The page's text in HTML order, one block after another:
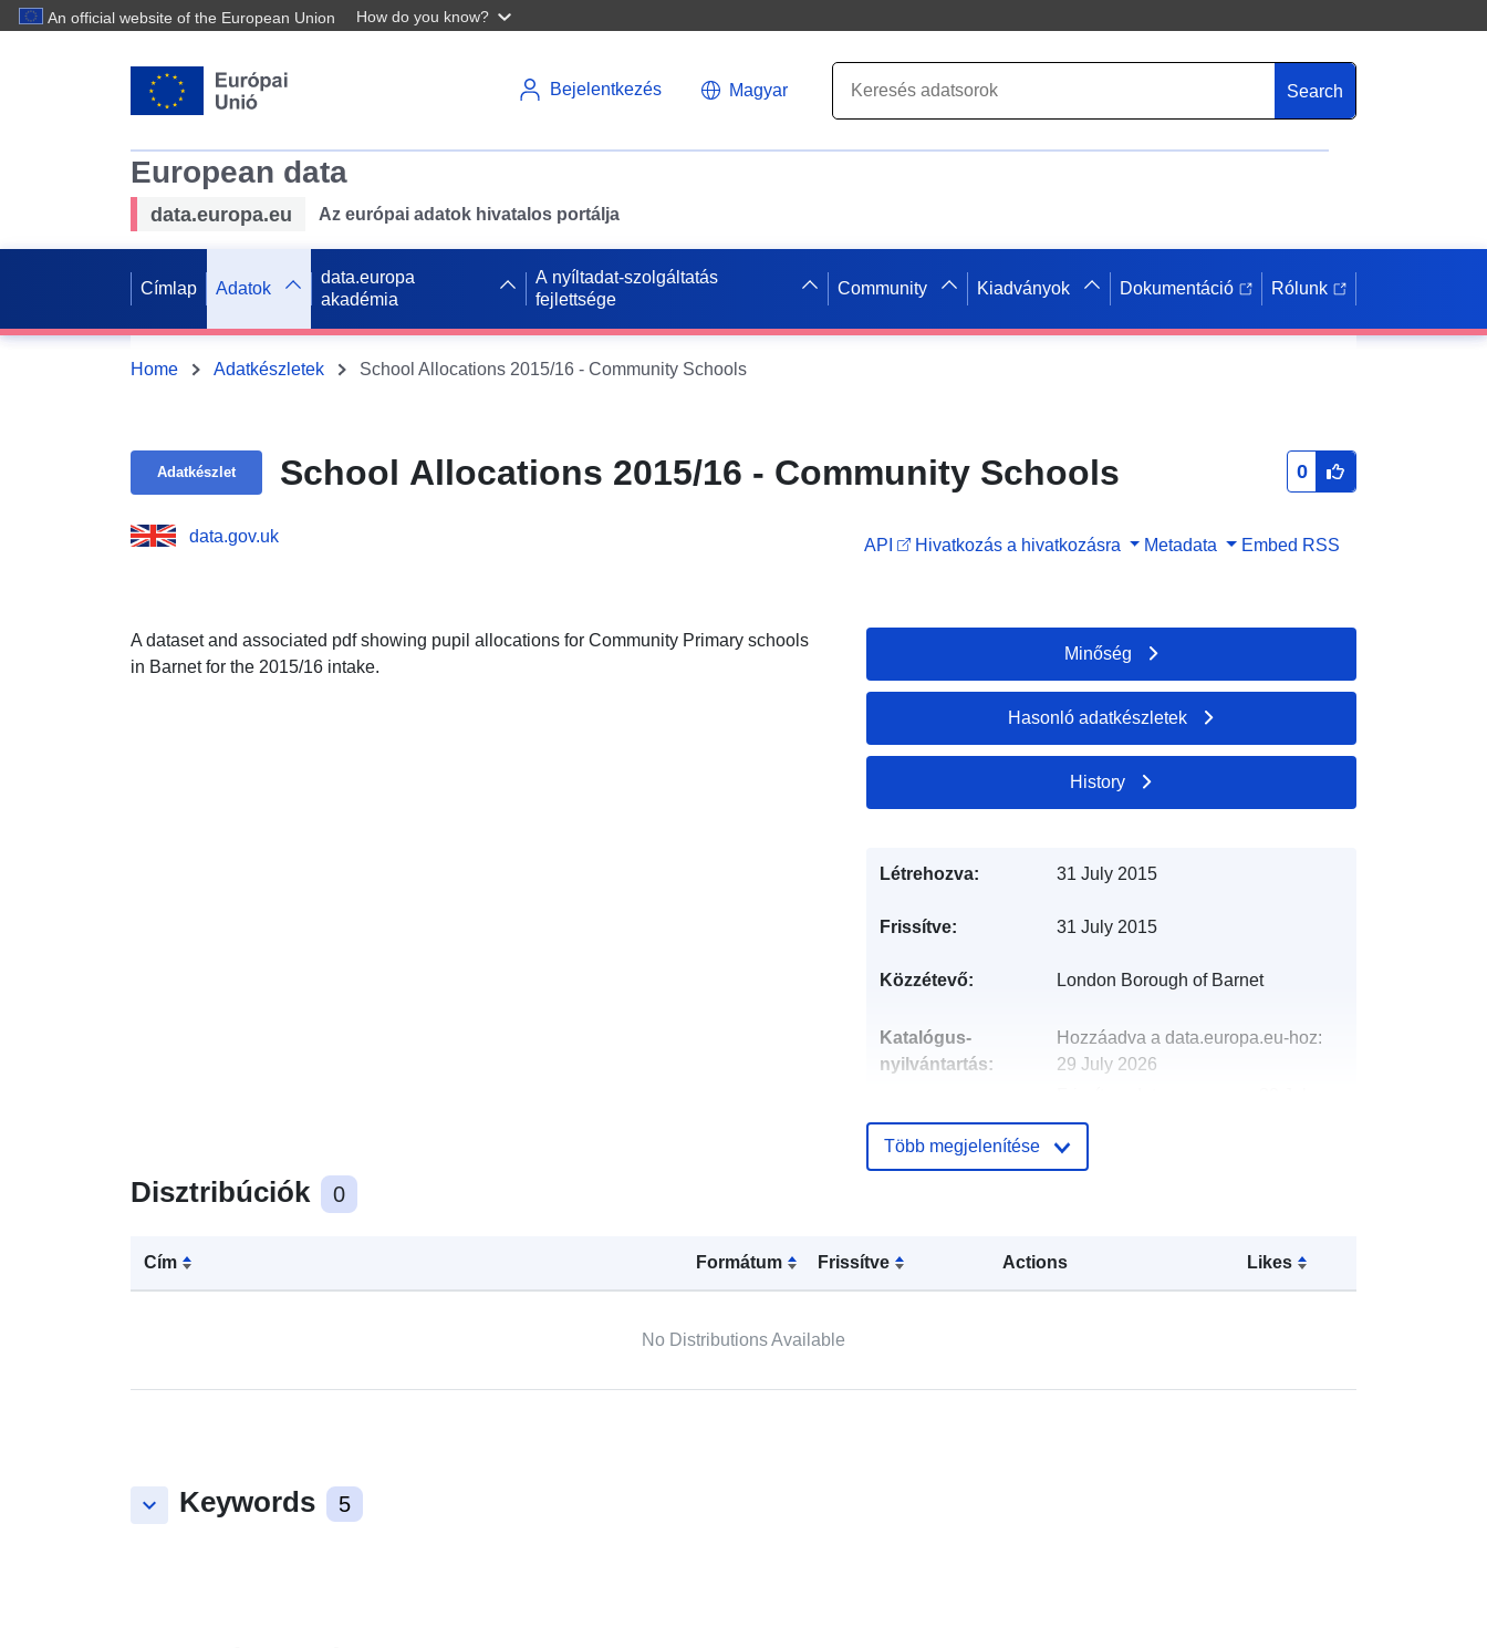
An official website of the European Union How do you know?
Bejelentkezés Magyar Search
European data
data.europa.eu Az európai adatok hivatalos portálja
Címlap Adatok
data.europa
akadémia
A nyíltadat-szolgáltatás
fejlettsége
Community Kiadványok Dokumentáció Rólunk
Home Adatkészletek School Allocations 2015/16 - Community Schools
Adatkészlet School Allocations 2015/16 - Community Schools 0
data.gov.uk API Hivatkozás a hivatkozásra Metadata Embed RSS
A dataset and associated pdf showing pupil allocations for Community Primary schools
in Barnet for the 2015/16 intake.
Disztribúciók 0
Cím Formátum Frissítve Actions Likes
No Distributions Available
keyboard_arrow_down Keywords 5
Minőség
Hasonló adatkészletek
History
Létrehozva: 31 July 2015
Frissítve: 31 July 2015
Közzétevő: London Borough of Barnet
Katalógus-
nyilvántartás:
Hozzáadva a data.europa.eu-hoz:
29 July 2026
2026
Több megjelenítése